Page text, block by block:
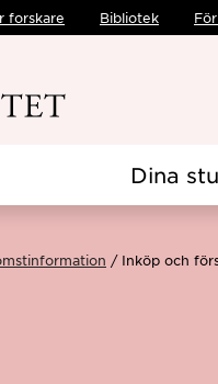
forskare Bibliotek
Dina
Inköp och